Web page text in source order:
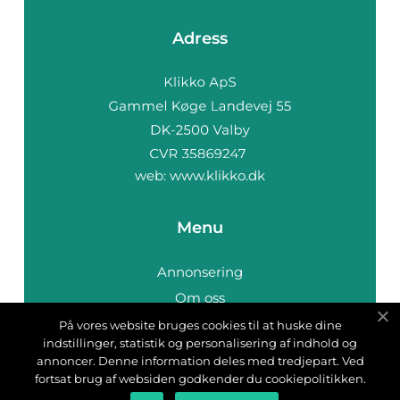
Adress
web: www.klikko.dk
Menu
Annonsering
Om oss
Cookies
Kontakta oss
Sitemap
På vores website bruges cookies til at huske dine
indstillinger, statistik og personalisering af indhold og
annoncer. Denne information deles med tredjepart. Ved
fortsat brug af websiden godkender du cookiepolitikken.